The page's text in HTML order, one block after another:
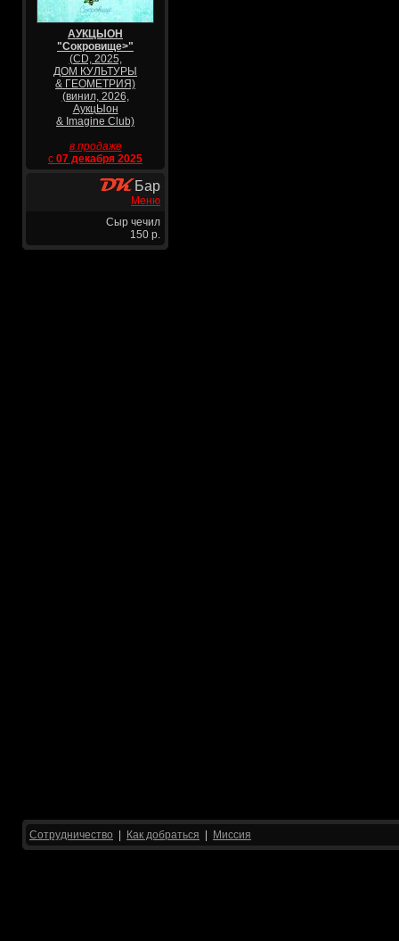
АУКЦЫОН
"Сокровище>"
(CD, 2025,
ДОМ КУЛЬТУРЫ
& ГЕОМЕТРИЯ)
(винил, 2026,
АукцЫон
& Imagine Club)
в продаже
с 07 декабря 2025
Бар
Меню
Сыр чечил
150 р.
Сотрудничество Как добраться Миссия